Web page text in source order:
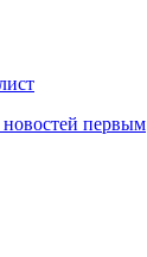
первым